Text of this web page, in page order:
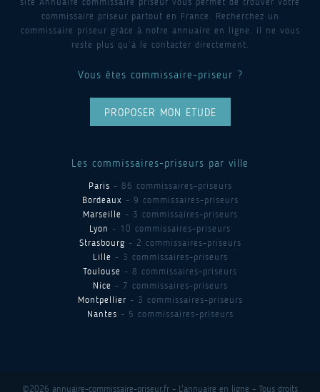
commissaire priseur partout en France. Recherchez un
commissaire priseur grâce à notre annuaire en ligne, il ne vous
reste plus qu’à le contacter directement.
Vous êtes commissaire-priseur ?
PROPOSER MON ETUDE
Les commissaires-priseurs par ville
Paris - 86 commissaires-priseurs
Bordeaux - 9 commissaires-priseurs
Marseille - 3 commissaires-priseurs
Lyon - 10 commissaires-priseurs
Strasbourg - 2 commissaires-priseurs
Lille - 3 commissaires-priseurs
Toulouse - 8 commissaires-priseurs
Nice - 7 commissaires-priseurs
Montpellier - 3 commissaires-priseurs
Nantes - 5 commissaires-priseurs
©2026 annuaire-commissaire-priseur.fr - L'annuaire en ligne - Tous droits